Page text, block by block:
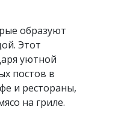
образуют
Этот
уютной
постов в
и рестораны,
на гриле.